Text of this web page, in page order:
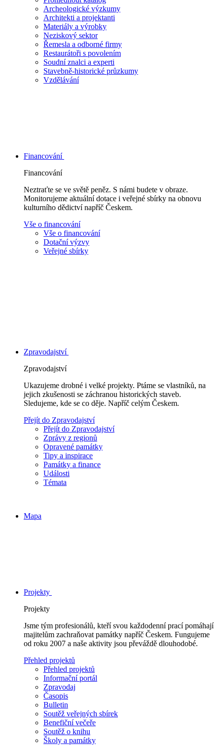
Archeologické výzkumy
Architekti a projektanti
Materiály a výrobky
Neziskový sektor
Řemesla a odborné firmy
Restaurátoři s povolením
Soudní znalci a experti
Stavebně-historické průzkumy
Vzdělávání
Financování
Financování
Neztraťte se ve světě peněz. S námi budete v obraze.
Monitorujeme aktuální dotace i veřejné sbírky na obnovu
kulturního dědictví napříč Českem.
Vše o financování
Vše o financování
Dotační výzvy
Veřejné sbírky
Zpravodajství
Zpravodajství
Ukazujeme drobné i velké projekty. Ptáme se vlastníků, na
jejich zkušenosti se záchranou historických staveb.
Sledujeme, kde se co děje. Napříč celým Českem.
Přejít do Zpravodajství
Přejít do Zpravodajství
Zprávy z regionů
Opravené památky
Tipy a inspirace
Památky a finance
Události
Témata
Mapa
Projekty
Projekty
Jsme tým profesionálů, kteří svou každodenní prací pomáhají
majitelům zachraňovat památky napříč Českem. Fungujeme
od roku 2007 a naše aktivity jsou převáždě dlouhodobé.
Přehled projektů
Přehled projektů
Informační portál
Zpravodaj
Časopis
Bulletin
Soutěž veřejných sbírek
Benefiční večeře
Soutěž o knihu
Školy a památky